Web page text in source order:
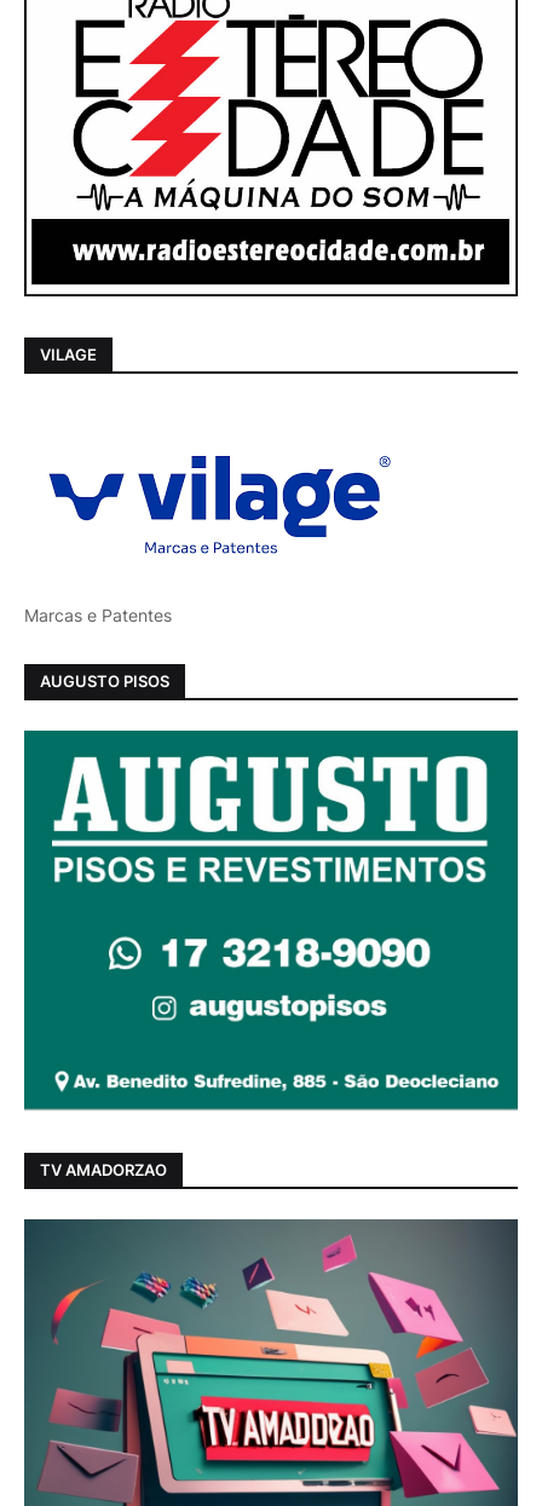
VILAGE
Marcas e Patentes
AUGUSTO PISOS
TV AMADORZAO